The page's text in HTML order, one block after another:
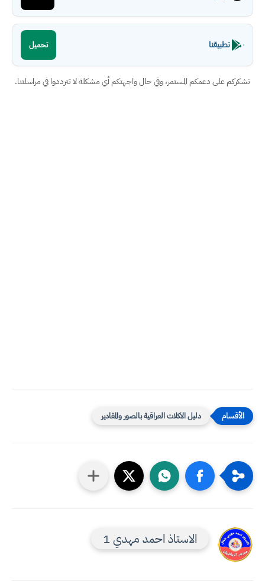
تطبيقنا تحميل
نشكركم على دعمكم المستمر، وفي حال واجهتكم أي مشكلة لا تترددوا في مراسلتنا.
دليل الاكلات العراقية بالصور والمقادير
الاستاذ احمد مهدي 1